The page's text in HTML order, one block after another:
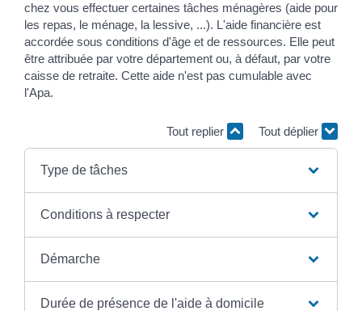
chez vous effectuer certaines tâches ménagères (aide pour
les repas, le ménage, la lessive, ...). L'aide financière est
accordée sous conditions d'âge et de ressources. Elle peut
être attribuée par votre département ou, à défaut, par votre
caisse de retraite. Cette aide n'est pas cumulable avec
l'Apa.
Tout replier Tout déplier
Type de tâches
Conditions à respecter
Démarche
Durée de présence de l'aide à domicile